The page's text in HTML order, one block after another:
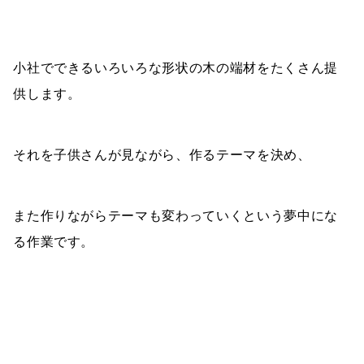
小社でできるいろいろな形状の木の端材をたくさん提
供します。
それを子供さんが見ながら、作るテーマを決め、
また作りながらテーマも変わっていくという夢中にな
る作業です。